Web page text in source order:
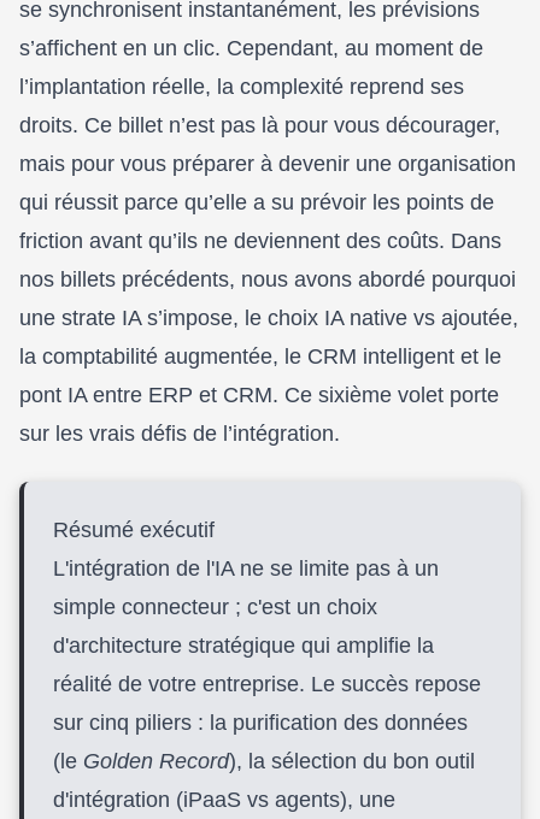
se synchronisent instantanément, les prévisions
s’affichent en un clic. Cependant, au moment de
l’implantation réelle, la complexité reprend ses
droits. Ce billet n’est pas là pour vous décourager,
mais pour vous préparer à devenir une organisation
qui réussit parce qu’elle a su prévoir les points de
friction avant qu’ils ne deviennent des coûts. Dans
nos billets précédents, nous avons abordé pourquoi
une strate IA s’impose, le choix IA native vs ajoutée,
la comptabilité augmentée, le CRM intelligent et le
pont IA entre ERP et CRM. Ce sixième volet porte
sur les vrais défis de l’intégration.
Résumé exécutif
L'intégration de l'IA ne se limite pas à un
simple connecteur ; c'est un choix
d'architecture stratégique qui amplifie la
réalité de votre entreprise. Le succès repose
sur cinq piliers : la purification des données
(le Golden Record), la sélection du bon outil
d'intégration (iPaaS vs agents), une